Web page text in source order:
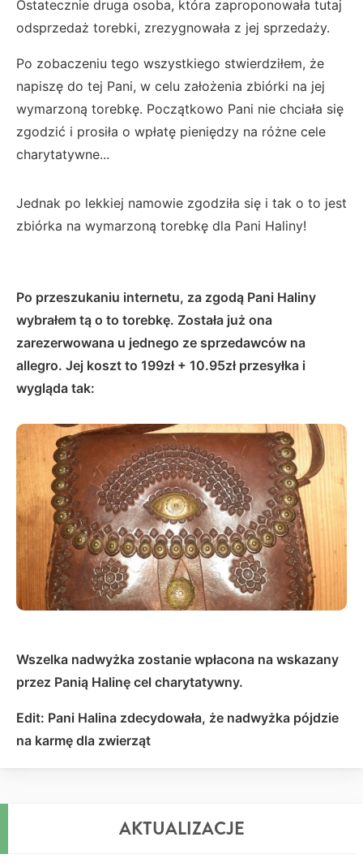
Ostatecznie druga osoba, która zaproponowała tutaj
odsprzedaż torebki, zrezygnowała z jej sprzedaży.
Po zobaczeniu tego wszystkiego stwierdziłem, że
napiszę do tej Pani, w celu założenia zbiórki na jej
wymarzoną torebkę. Początkowo Pani nie chciała się
zgodzić i prosiła o wpłatę pieniędzy na różne cele
charytatywne...
Jednak po lekkiej namowie zgodziła się i tak o to jest
zbiórka na wymarzoną torebkę dla Pani Haliny!
Po przeszukaniu internetu, za zgodą Pani Haliny
wybrałem tą o to torebkę. Została już ona
zarezerwowana u jednego ze sprzedawców na
allegro. Jej koszt to 199zł + 10.95zł przesyłka i
wygląda tak:
Wszelka nadwyżka zostanie wpłacona na wskazany
przez Panią Halinę cel charytatywny.
Edit: Pani Halina zdecydowała, że nadwyżka pójdzie
na karmę dla zwierząt
AKTUALIZACJE